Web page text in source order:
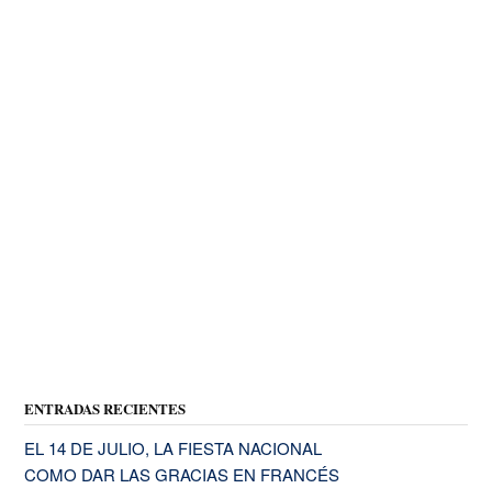
ENTRADAS RECIENTES
EL 14 DE JULIO, LA FIESTA NACIONAL
COMO DAR LAS GRACIAS EN FRANCÉS